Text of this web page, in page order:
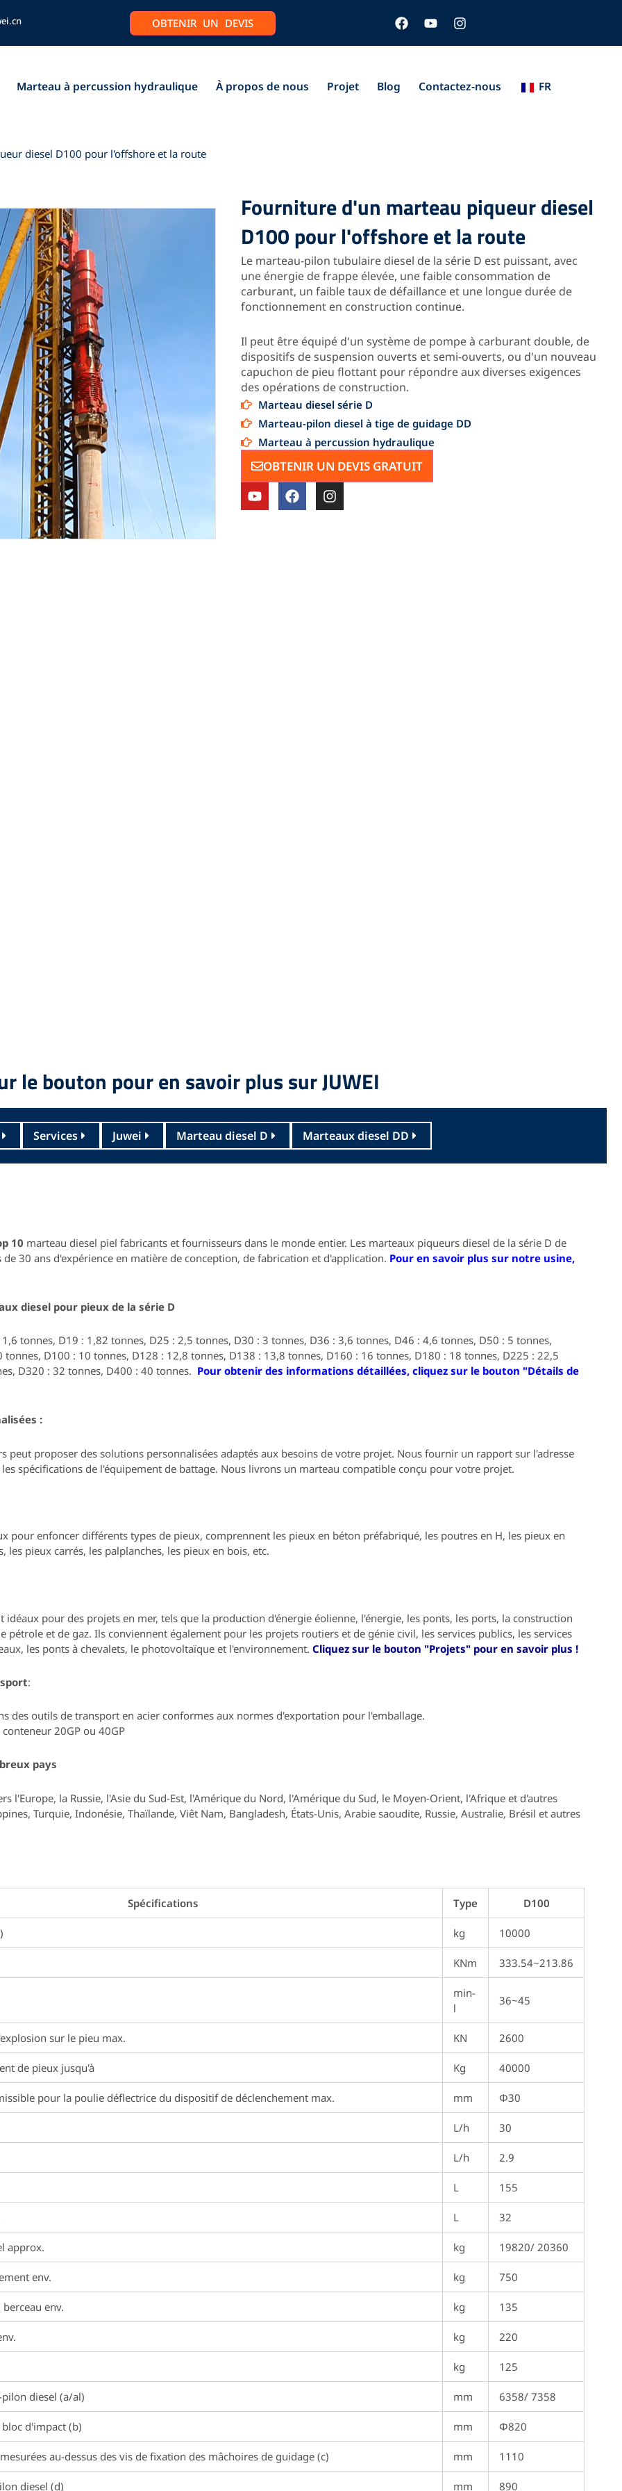
OBTENIR UN DEVIS F
a
c
Y
o
u
b
e
I
n
s
g
r
Marteau à percussion hydraulique À propos de nous Projet Blog Contactez-nous FR
diesel D100 pour l'offshore et la route
Fourniture d'un marteau piqueur diesel
D100 pour l'offshore et la route
Le marteau-pilon tubulaire diesel de la série D est puissant, avec
une énergie de frappe élevée, une faible consommation de
carburant, un faible taux de défaillance et une longue durée de
fonctionnement en construction continue.
Il peut être équipé d'un système de pompe à carburant double, de
dispositifs de suspension ouverts et semi-ouverts, ou d'un nouveau
capuchon de pieu flottant pour répondre aux diverses exigences
des opérations de construction.
Marteau diesel série D
Marteau-pilon diesel à tige de guidage DD
Marteau à percussion hydraulique
OBTENIR UN DEVIS GRATUIT
Y
o
u
F
a
c
I
n
s
le bouton pour en savoir plus sur JUWEI
Services Juwei Marteau diesel D Marteaux diesel DD
10 marteau diesel piel fabricants et fournisseurs dans le monde entier. Les marteaux piqueurs diesel de la série D de
de 30 ans d'expérience en matière de conception, de fabrication et d'application. Pour en savoir plus sur notre usine,
diesel pour pieux de la série D
tonnes, D19 : 1,82 tonnes, D25 : 2,5 tonnes, D30 : 3 tonnes, D36 : 3,6 tonnes, D46 : 4,6 tonnes, D50 : 5 tonnes,
tonnes, D100 : 10 tonnes, D128 : 12,8 tonnes, D138 : 13,8 tonnes, D160 : 16 tonnes, D180 : 18 tonnes, D225 : 22,5
D320 : 32 tonnes, D400 : 40 tonnes. Pour obtenir des informations détaillées, cliquez sur le bouton "Détails de
:
peut proposer des solutions personnalisées adaptés aux besoins de votre projet. Nous fournir un rapport sur l'adresse
spécifications de l'équipement de battage. Nous livrons un marteau compatible conçu pour votre projet.
pour enfoncer différents types de pieux, comprennent les pieux en béton préfabriqué, les poutres en H, les pieux en
les pieux carrés, les palplanches, les pieux en bois, etc.
idéaux pourdes projets en mer, tels que la production d'énergie éolienne, l'énergie, les ponts, les ports, la construction
pétrole et de gaz. Ils conviennent également pour les projets routiers et de génie civil, les services publics, les services
les ponts à chevalets, le photovoltaïque et l'environnement. Cliquez sur le bouton "Projets" pour en savoir plus !
:
des outils de transport en acier conformes aux normes d'exportation pour l'emballage.
20GP ou 40GP
pays
l'Europe, la Russie, l'Asie du Sud-Est, l'Amérique du Nord, l'Amérique du Sud, le Moyen-Orient, l'Afrique et d'autres
Turquie, Indonésie, Thaïlande, Viêt Nam, Bangladesh, États-Unis, Arabie saoudite, Russie, Australie, Brésil et autres
Spécifications Type D100
kg 10000
KNm 333.54~213.86
min-
l
36~45
sur le pieu max. KN 2600
de pieux jusqu'à Kg 40000
pour la poulie déflectrice du dispositif de déclenchement max. mm Φ30
L/h 30
L/h 2.9
L 155
L 32
approx. kg 19820/ 20360
env. kg 750
env. kg 135
kg 220
kg 125
diesel (a/al) mm 6358/ 7358
d'impact (b) mm Φ820
au-dessus des vis de fixation des mâchoires de guidage (c) mm 1110
diesel (d) mm 890